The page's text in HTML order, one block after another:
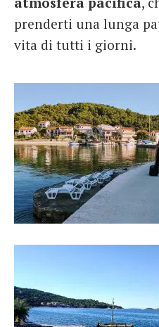
prenderti una lunga
vita di tutti i giorni.